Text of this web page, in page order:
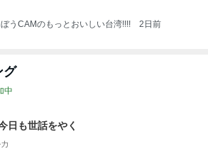
ぼうCAMのもっとおいしい台湾!!!! 2日前
グ
中
日も世話をやく